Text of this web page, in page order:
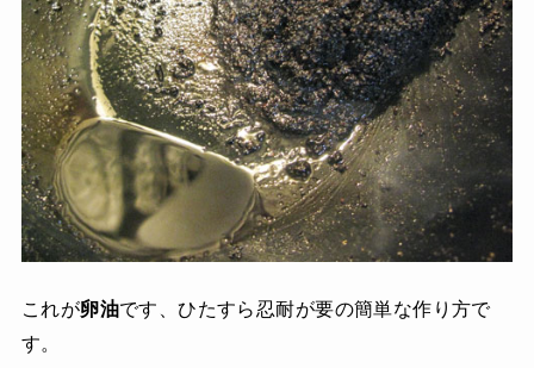
これが卵油です、ひたすら忍耐が要の簡単な作り方で
す。